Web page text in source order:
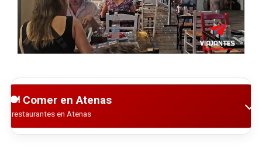
Comer en Atenas